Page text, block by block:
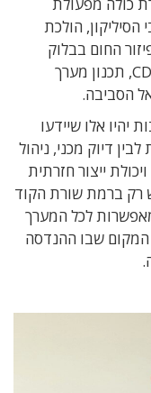
, הולכת
החום בבלוק
תכנון מערך
הסביבה.
יהיו אלו שיידעו
דיוק מכני, ניהול
ייצור חזרתית
ברמת שורת הקוד
לכל המערך
המקום שבו ההנדסה
.